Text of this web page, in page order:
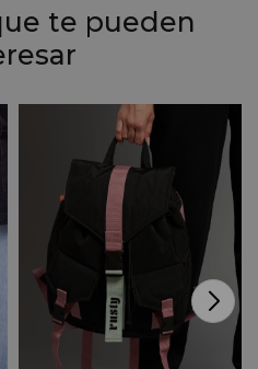
te pueden